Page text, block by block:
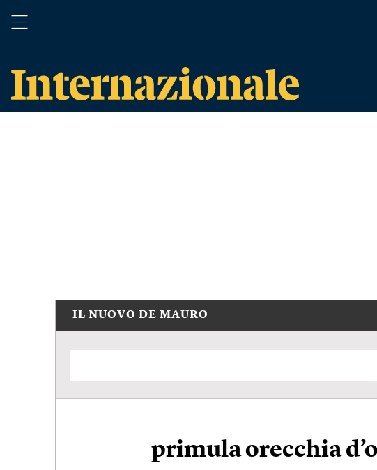
IL NUOVO DE MAURO
primula orecchia